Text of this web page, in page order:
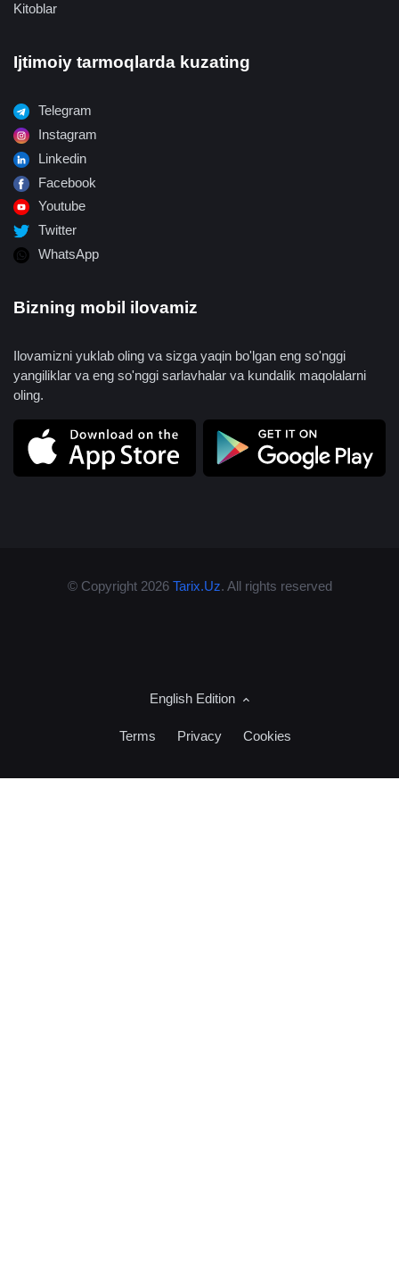
Kitoblar
Ijtimoiy tarmoqlarda kuzating
Telegram
Instagram
Linkedin
Facebook
Youtube
Twitter
WhatsApp
Bizning mobil ilovamiz
Ilovamizni yuklab oling va sizga yaqin bo'lgan eng so'nggi
yangiliklar va eng so'nggi sarlavhalar va kundalik maqolalarni
oling.
© Copyright 2026 Tarix.Uz. All rights reserved
English Edition
Terms Privacy Cookies